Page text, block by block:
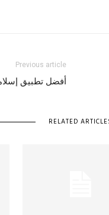
Previous article
أفضل تطبيق
RELATED